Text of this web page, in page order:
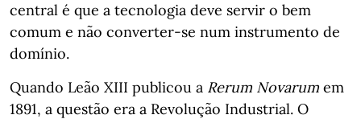
central é que a tecnologia deve servir o bem
comum e não converter-se num instrumento de
domínio.
Quando Leão XIII publicou a Rerum Novarum em
1891, a questão era a Revolução Industrial. O